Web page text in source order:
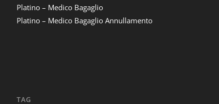
Platino – Medico Bagaglio
Platino – Medico Bagaglio Annullamento
TAG